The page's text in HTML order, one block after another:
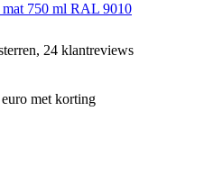
750 ml RAL 9010
24 klantreviews
met korting